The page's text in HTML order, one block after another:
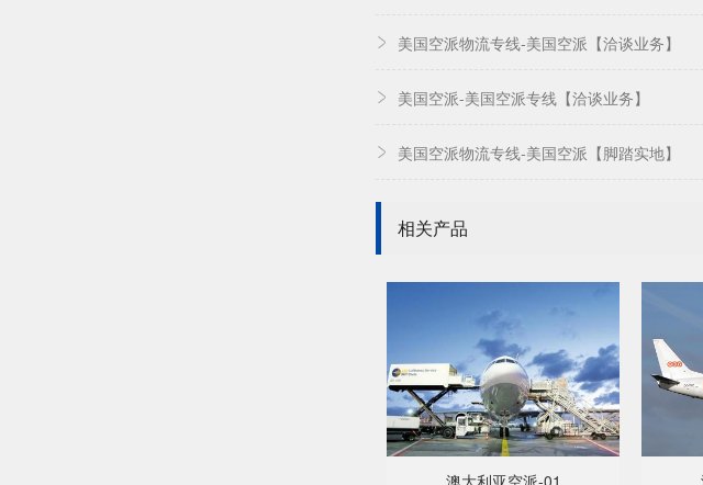
美国空派物流专线-美国空派【洽谈业务】
美国空派-美国空派专线【洽谈业务】
美国空派物流专线-美国空派【脚踏实地】
相关产品
澳大利亚空派-01